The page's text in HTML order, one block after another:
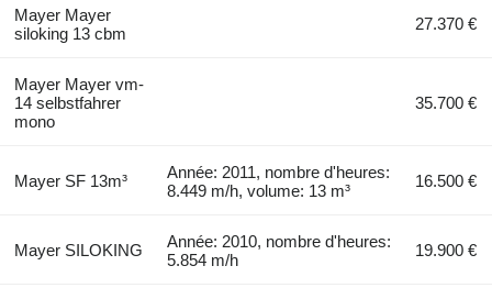
Mayer Mayer
siloking 13 cbm
27.370 €
Mayer Mayer vm-
14 selbstfahrer
mono
35.700 €
Mayer SF 13m³
Année: 2011, nombre d'heures:
8.449 m/h, volume: 13 m³
16.500 €
Mayer SILOKING
Année: 2010, nombre d'heures:
5.854 m/h
19.900 €